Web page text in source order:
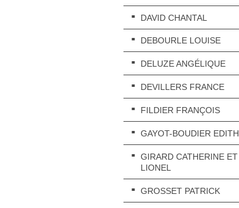
DAVID CHANTAL
DEBOURLE LOUISE
DELUZE ANGÉLIQUE
DEVILLERS FRANCE
FILDIER FRANÇOIS
GAYOT-BOUDIER EDITH
GIRARD CATHERINE ET
LIONEL
GROSSET PATRICK